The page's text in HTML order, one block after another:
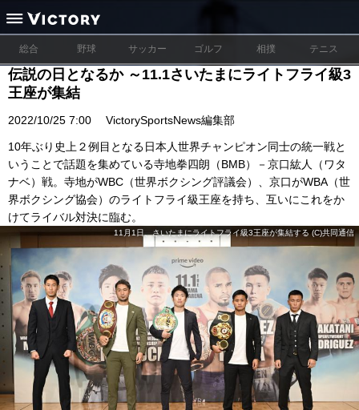
総合 野球 サッカー ゴルフ 相撲 テニス
伝説の日となるか ～11.1さいたまにライトフライ級3
王座が集結
2022/10/25 7:00 VictorySportsNews編集部
10年ぶり史上２例目となる日本人世界チャンピオン同士の統一戦と
いうことで話題を集めている寺地拳四朗（BMB）－京口紘人（ワタ
ナベ）戦。寺地がWBC（世界ボクシング評議会）、京口がWBA（世
界ボクシング協会）のライトフライ級王座を持ち、互いにこれをか
けてライバル対決に臨む。
11月1日、さいたまにライトフライ級3王座が集結する (C)共同通信